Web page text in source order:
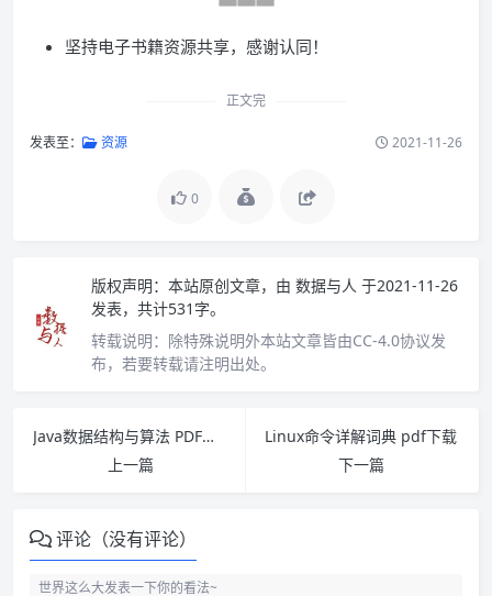
坚持电子书籍资源共享，感谢认同！
正文完
发表至： 资源 2021-11-26
0
版权声明： 本站原创文章，由 数据与人 于2021-11-26
发表，共计531字。
转载说明： 除特殊说明外本站文章皆由CC-4.0协议发
布，若要转载请注明出处。
Java数据结构与算法 PDF下载
上一篇
Linux命令详解词典 pdf下载
下一篇
评论（没有评论）